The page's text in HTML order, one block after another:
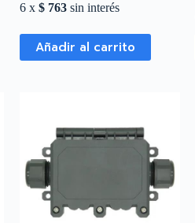
6 x$ 763 sin interés
Añadir al carrito